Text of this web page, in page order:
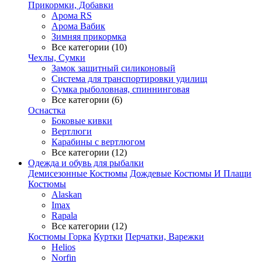
Прикормки, Добавки
Арома RS
Арома Вабик
Зимняя прикормка
Все категории (10)
Чехлы, Сумки
Замок защитный силиконовый
Система для транспортировки удилищ
Сумка рыболовная, спиннинговая
Все категории (6)
Оснастка
Боковые кивки
Вертлюги
Карабины с вертлюгом
Все категории (12)
Одежда и обувь для рыбалки
Демисезонные Костюмы Дождевые Костюмы И Плащи
Костюмы
Alaskan
Imax
Rapala
Все категории (12)
Костюмы Горка Куртки Перчатки, Варежки
Helios
Norfin